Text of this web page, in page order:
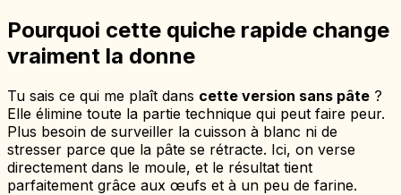
Pourquoi cette quiche rapide change
vraiment la donne
Tu sais ce qui me plaît dans cette version sans pâte ?
Elle élimine toute la partie technique qui peut faire peur.
Plus besoin de surveiller la cuisson à blanc ni de
stresser parce que la pâte se rétracte. Ici, on verse
directement dans le moule, et le résultat tient
parfaitement grâce aux œufs et à un peu de farine.